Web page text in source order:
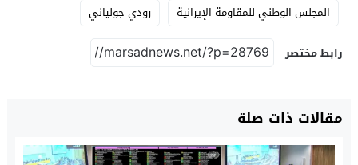
المجلس الوطني للمقاومة الإيرانية
رودي جولياني
رابط مختصر
مقالات ذات صلة